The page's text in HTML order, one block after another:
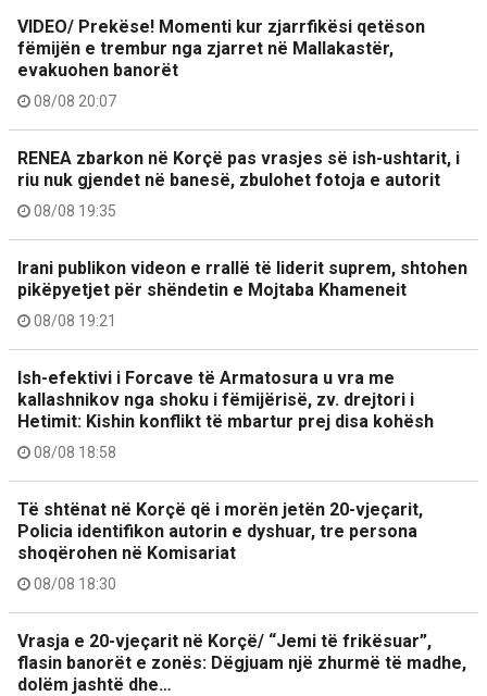
VIDEO/ Prekëse! Momenti kur zjarrfikësi qetëson
fëmijën e trembur nga zjarret në Mallakastër,
evakuohen banorët
08/08 20:07
RENEA zbarkon në Korçë pas vrasjes së ish-ushtarit, i
riu nuk gjendet në banesë, zbulohet fotoja e autorit
08/08 19:35
Irani publikon videon e rrallë të liderit suprem, shtohen
pikëpyetjet për shëndetin e Mojtaba Khameneit
08/08 19:21
Ish-efektivi i Forcave të Armatosura u vra me
kallashnikov nga shoku i fëmijërisë, zv. drejtori i
Hetimit: Kishin konflikt të mbartur prej disa kohësh
08/08 18:58
Të shtënat në Korçë që i morën jetën 20-vjeçarit,
Policia identifikon autorin e dyshuar, tre persona
shoqërohen në Komisariat
08/08 18:30
Vrasja e 20-vjeçarit në Korçë/ “Jemi të frikësuar”,
flasin banorët e zonës: Dëgjuam një zhurmë të madhe,
dolëm jashtë dhe…